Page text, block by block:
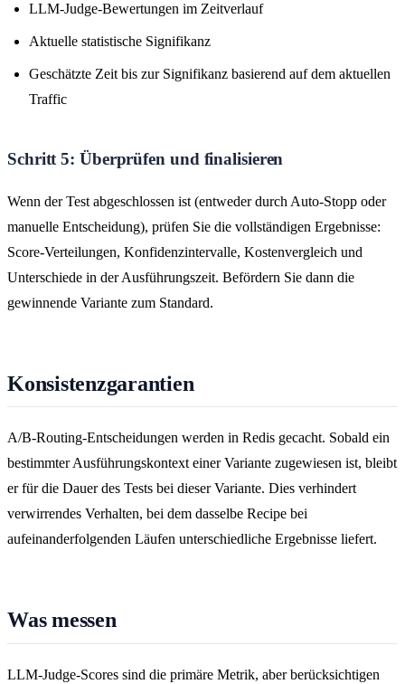
LLM-Judge-Bewertungen im Zeitverlauf
Aktuelle statistische Signifikanz
Geschätzte Zeit bis zur Signifikanz basierend auf dem aktuellen
Traffic
Schritt 5: Überprüfen und finalisieren
Wenn der Test abgeschlossen ist (entweder durch Auto-Stopp oder
manuelle Entscheidung), prüfen Sie die vollständigen Ergebnisse:
Score-Verteilungen, Konfidenzintervalle, Kostenvergleich und
Unterschiede in der Ausführungszeit. Befördern Sie dann die
gewinnende Variante zum Standard.
Konsistenzgarantien
A/B-Routing-Entscheidungen werden in Redis gecacht. Sobald ein
bestimmter Ausführungskontext einer Variante zugewiesen ist, bleibt
er für die Dauer des Tests bei dieser Variante. Dies verhindert
verwirrendes Verhalten, bei dem dasselbe Recipe bei
aufeinanderfolgenden Läufen unterschiedliche Ergebnisse liefert.
Was messen
LLM-Judge-Scores sind die primäre Metrik, aber berücksichtigen